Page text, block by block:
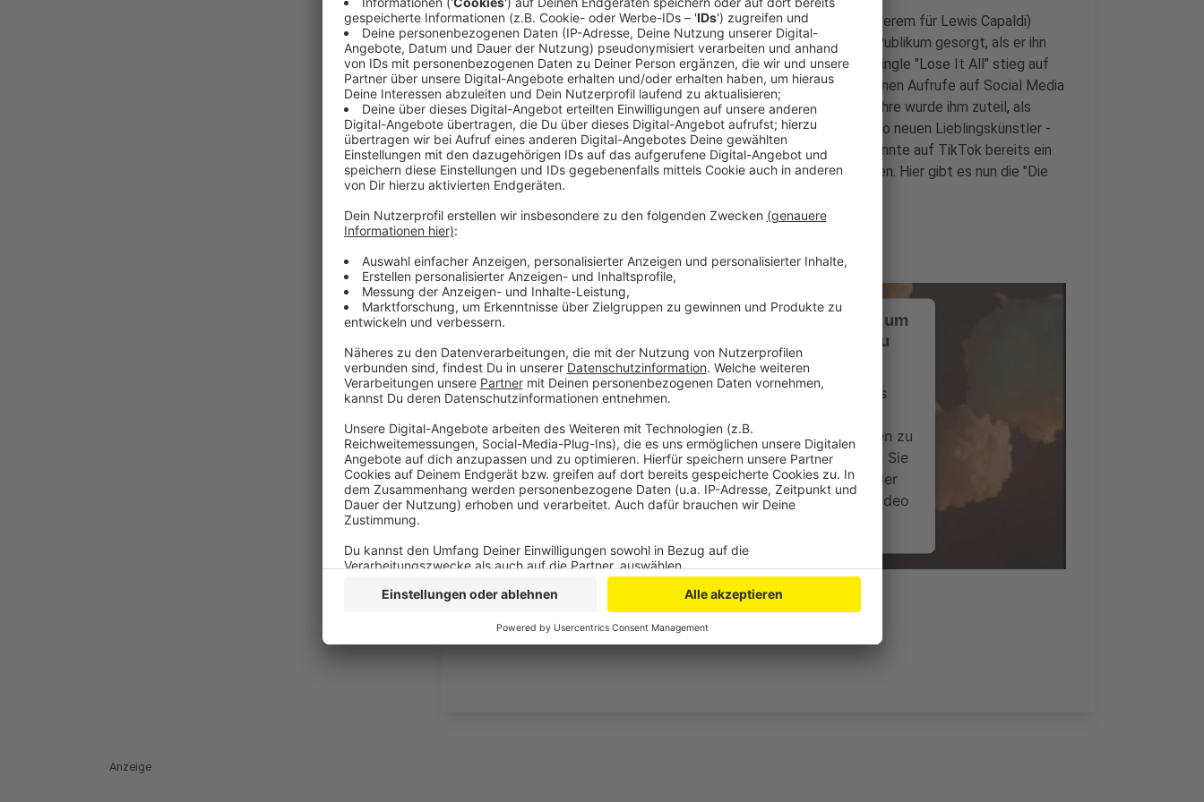
Der Uptempo-Song wurde zusammen mit Sam Romans (unter anderem für Lewis Capaldi)
geschrieben und hatte bereits für euphorische Reaktionen beim Publikum gesorgt, als er ihn
das erste Mal live gespielt hatte. Seine zuletzt veröffentlichte Single "Lose It All" stieg auf
Platz 9 der UK-Charts ein, nachdem sie vor Release über 22 Millionen Aufrufe auf Social Media
und zwölf Millionen globale Streams verzeichnen konnte. Große Ehre wurde ihm zuteil, als
Justin Bieber Sam Tompkins als seinen "favourite new artist" - also neuen Lieblingskünstler -
bezeichnete. Der 25-jährige ist sehr aktiv auf Social Media und konnte auf TikTok bereits ein
großes Following (800k Follower mit 8,5 Millionen Likes) generieren. Hier gibt es nun die "Die
For Someone"-Single.
Wir benötigen Ihre Zustimmung, um
den YouTube Video-Service zu
laden!
Wir verwenden einen Service eines
einzubetten. Dieser Service kann Daten zu
Ihren Aktivitäten sammeln. Bitte lesen Sie
die Details durch und stimmen Sie der
Nutzung des Service zu, um dieses Video
Mehr Informationen
Akzeptieren
powered byUsercentrics Consent Management
Die neue Single von Sam Tompkins: "Die For Someone"
Anzeige
Anzeige